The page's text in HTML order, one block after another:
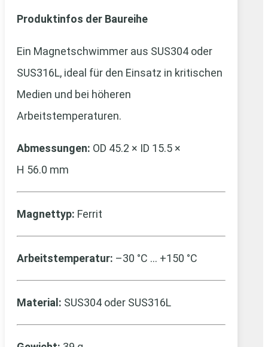
Produktinfos der Baureihe
Ein Magnetschwimmer aus SUS304 oder
SUS316L, ideal für den Einsatz in kritischen
Medien und bei höheren
Arbeitstemperaturen.
Abmessungen: OD 45.2 × ID 15.5 ×
H 56.0 mm
Magnettyp: Ferrit
Arbeitstemperatur: –30 °C … +150 °C
Material: SUS304 oder SUS316L